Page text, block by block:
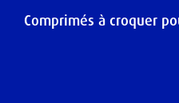
Comprimés à croquer